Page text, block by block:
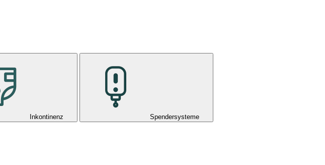
Inkontinenz
Spendersysteme